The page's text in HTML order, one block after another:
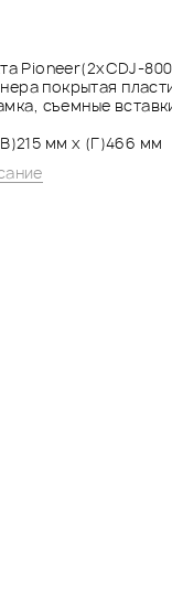
Pioneer(2xCDJ-
покрытая
съемные
мм х (Г)466 мм